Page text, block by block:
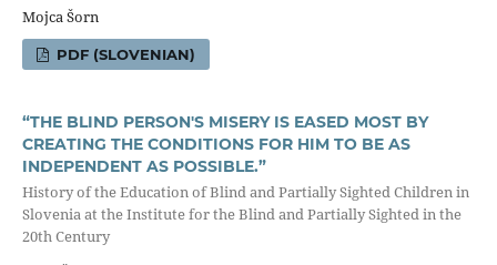
Mojca Šorn
PDF (SLOVENIAN)
“THE BLIND PERSON'S MISERY IS EASED MOST BY
CREATING THE CONDITIONS FOR HIM TO BE AS
INDEPENDENT AS POSSIBLE.”
History of the Education of Blind and Partially Sighted Children in
Slovenia at the Institute for the Blind and Partially Sighted in the
20th Century